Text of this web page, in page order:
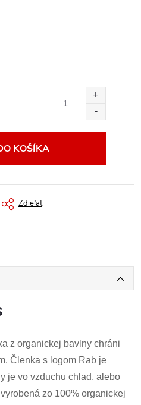
KOŠÍKA
Zdieľať
z organickej bavlny chráni
Členka s logom Rab je
je vo vzduchu chlad, alebo
zo 100% organickej